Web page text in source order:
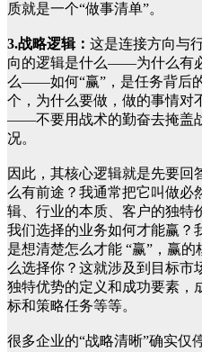
质就是一个“做事清单”。
3.战略逻辑： 这是连接方向与
向的逻辑是什么——为什么有
么——如何“赢”，是任务背后
个，为什么要做，做的事情对
——不要用战术的勤奋去掩盖
况。
因此，其核心逻辑就是先要回
么有前途？我通常把它叫做必
辑、行业的本质、客户的独特
我们选择的业务如何才能赢？
是想清楚怎么才能 “赢”，赢
么选择你？这就涉及到目标市
独特优势的定义和成功要素，
标和策略任务等等。
很多企业的“战略清晰”确实仅